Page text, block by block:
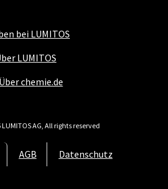
bei LUMITOS
LUMITOS
Über chemie.de
AGB Datenschutz
AG, All rights reserved